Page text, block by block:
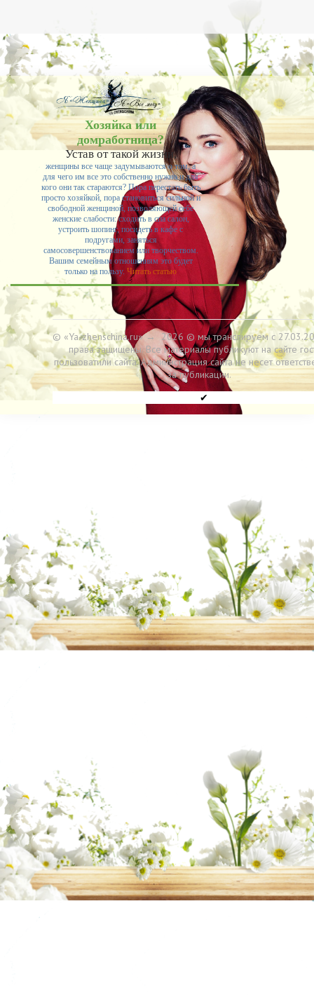
Хозяйка или
домработница?
Устав от такой жизни,
женщины все чаще задумываются о том, а
для чего им все это собственно нужно и для
кого они так стараются? Пора перестать быть
просто хозяйкой, пора становиться сильной и
свободной женщиной, позволяющей себе
женские слабости: сходить в спа салон,
устроить шопинг, посидеть в кафе с
подругами, заняться
самосовершенствованием или творчеством.
Вашим семейным отношениям это будет
только на пользу. Читать статью
© «Ya-zhenschina.ru»→ 2026 © мы транслируем с
права защищены. Все материалы публикуют на сайте
пользоватили сайта. Администрация сайта не несет
за публикации.
✔